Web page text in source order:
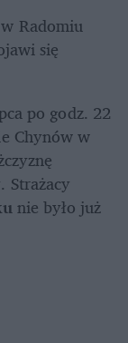
Radomiu
się
po godz. 22
Chynów w
Strażacy
nie było już